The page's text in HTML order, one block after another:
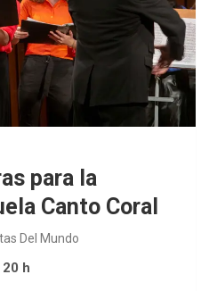
para la
Canto Coral
Del Mundo
h